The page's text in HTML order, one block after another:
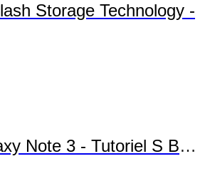
Storage Technology -
Note 3 - Tutoriel S Beam